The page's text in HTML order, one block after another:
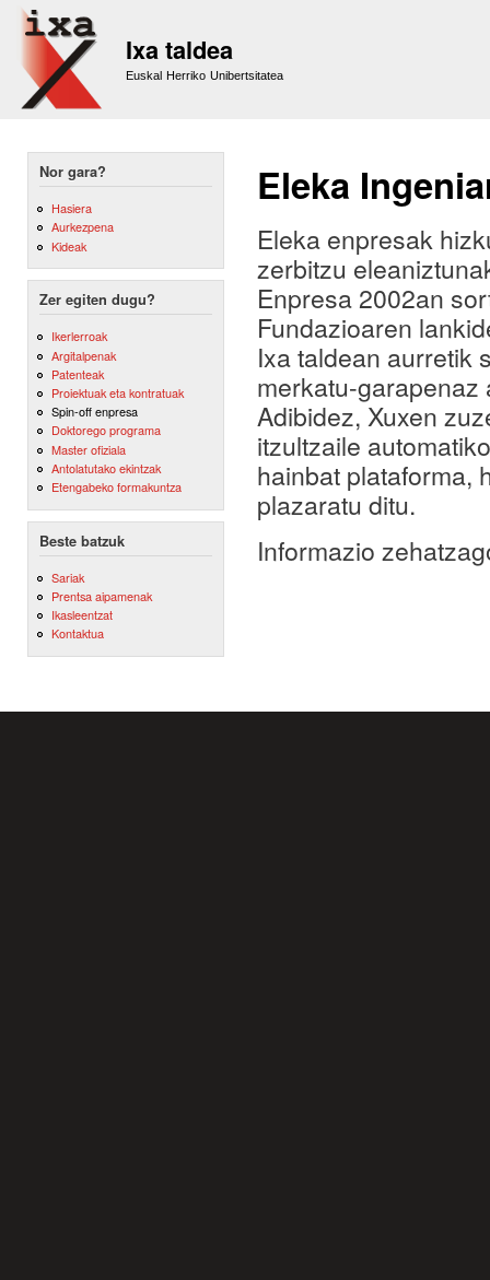
Ixa taldea
Euskal Herriko Unibertsitatea
Nor gara?
Hasiera
Aurkezpena
Kideak
Zer egiten dugu?
Ikerlerroak
Argitalpenak
Patenteak
Proiektuak eta kontratuak
Spin-off enpresa
Doktorego programa
Master ofiziala
Antolatutako ekintzak
Etengabeko formakuntza
Beste batzuk
Sariak
Prentsa aipamenak
Ikasleentzat
Kontaktua
Eleka
Eleka enpresak
zerbitzu
Enpresa 2002an
Fundazioaren
Ixa taldean aurretik
merkatu-garapenaz
Adibidez, Xuxen
itzultzaile
hainbat plataforma,
plazaratu ditu.
Informazio